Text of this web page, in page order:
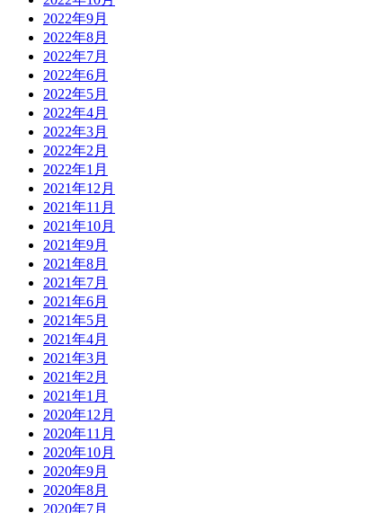
2022年9月
2022年8月
2022年7月
2022年6月
2022年5月
2022年4月
2022年3月
2022年2月
2022年1月
2021年12月
2021年11月
2021年10月
2021年9月
2021年8月
2021年7月
2021年6月
2021年5月
2021年4月
2021年3月
2021年2月
2021年1月
2020年12月
2020年11月
2020年10月
2020年9月
2020年8月
2020年7月